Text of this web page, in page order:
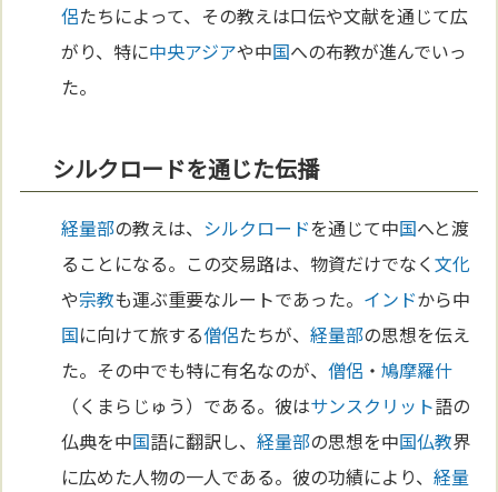
侶たちによって、その教えは口伝や文献を通じて広
がり、特に中央アジアや中国への布教が進んでいっ
た。
シルクロードを通じた伝播
経量部の教えは、 シルクロードを通じて中国へと渡
ることになる。この交易路は、物資だけでなく文化
や宗教も運ぶ重要なルートであった。 インドから中
国に向けて旅する僧侶たちが、経量部の思想を伝え
た。その中でも特に有名なのが、僧侶 ・鳩摩羅什
（くまらじゅう）である。彼はサンスクリット語の
仏典を中国語に翻訳し、経量部の思想を中国仏教界
に広めた人物の一人である。彼の功績により、経量